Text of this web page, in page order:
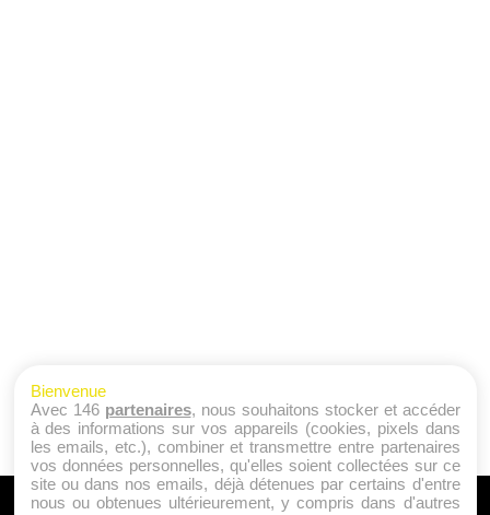
Bienvenue
Avec 146 partenaires, nous souhaitons stocker et accéder
à des informations sur vos appareils (cookies, pixels dans
les emails, etc.), combiner et transmettre entre partenaires
vos données personnelles, qu'elles soient collectées sur ce
site ou dans nos emails, déjà détenues par certains d'entre
nous ou obtenues ultérieurement, y compris dans d'autres